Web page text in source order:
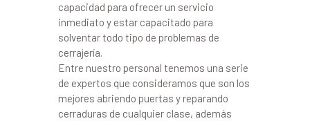
capacidad para ofrecer un servicio
inmediato y estar capacitado para
solventar todo tipo de problemas de
cerrajería.
Entre nuestro personal tenemos una serie
de expertos que consideramos que son los
mejores abriendo puertas y reparando
cerraduras de cualquier clase, además